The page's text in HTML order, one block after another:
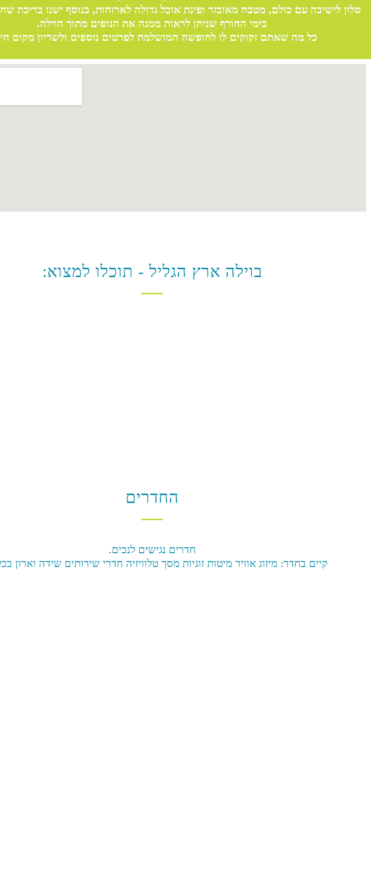
סלון לישיבה עם כולם, מטבח מאובזר ופינת אוכל גדולה לארוחות, בנוסף ישנו בריכת
בימי החורף שניתן לראות ממנה את הנופים מתוך הוילה.
כל מה שאתם זקוקים לו לחופשה המושלמת לפרטים נוספים ולשריון מקום
בוילה ארץ הגליל - תוכלו למצוא:
החדרים
חדרים נגישים לנכים.
קיים בחדר: מיזוג אוויר מיטות זוגיות מסך טלוויזיה חדרי שירותים שידה וארון